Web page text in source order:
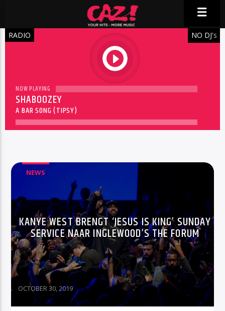
RADIO
play
NO DJ'S
NOW PLAYING
SHABOOZEY
A BAR SONG (TIPSY)
NEWS
KANYE WEST BRENGT ‘JESUS IS KING’ SUNDAY
SERVICE NAAR INGLEWOOD’S THE FORUM
OCTOBER 30, 2019